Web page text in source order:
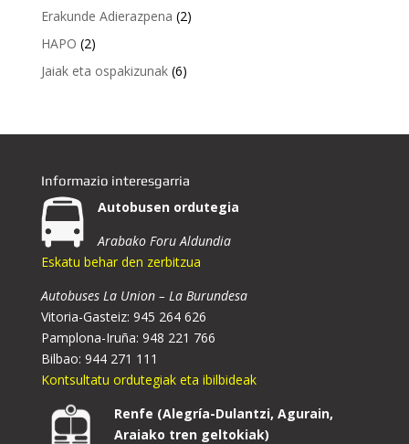
Erakunde Adierazpena (2)
HAPO (2)
Jaiak eta ospakizunak(6)
Informazio interesgarria
Autobusen ordutegia
Arabako Foru Aldundia
Eskatu behar den zerbitzua
Autobuses La Union – La Burundesa
Vitoria-Gasteiz: 945 264 626
Pamplona-Iruña: 948 221 766
Bilbao: 944 271 111
Kontsultatu ordutegiak eta ibilbideak
Renfe (Alegría-Dulantzi, Agurain,
Araiako tren geltokiak)